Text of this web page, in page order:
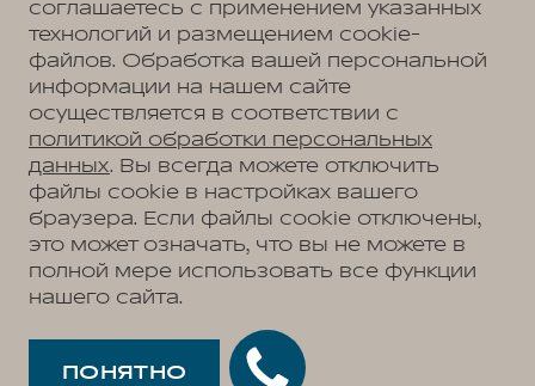
Адрес
Тверь, Бурашевское с/п, тпз Боровлево-1, стр. 4
Телефон
+7 (4822) 79-79-97
АВТОМОБИЛИ В НАЛИЧИИ
МОДЕЛЬНЫЙ РЯД
WEY 05
WEY 80 Премиум
WEY 80 Премиум Лаундж
WEY 07
ВЛАДЕЛЬЦАМ
Сервис
О ДИЛЕРЕ
соглашаетесь с применением указанных
технологий и размещением cookie-
файлов. Обработка вашей персональной
информации на нашем сайте
осуществляется в соответствии с
политикой обработки персональных
данных. Вы всегда можете отключить
файлы cookie в настройках вашего
браузера. Если файлы cookie отключены,
это может означать, что вы не можете в
полной мере использовать все функции
нашего сайта.
ПОНЯТНО